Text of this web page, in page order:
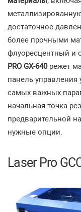
достаточное
более прочными
флуоресцентный и
PRO GX-640режет
панель
самых важных
начальная точка
предварительной
нужные опции.
Laser Pro